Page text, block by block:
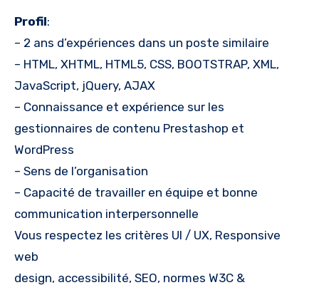
Profil:
– 2 ans d’expériences dans un poste similaire
– HTML, XHTML, HTML5, CSS, BOOTSTRAP, XML,
JavaScript, jQuery, AJAX
– Connaissance et expérience sur les
gestionnaires de contenu Prestashop et
WordPress
– Sens de l’organisation
– Capacité de travailler en équipe et bonne
communication interpersonnelle
Vous respectez les critères UI / UX, Responsive
web
design, accessibilité, SEO, normes W3C &